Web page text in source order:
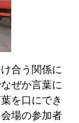
合う関係に
ぜか言葉に
を口にでき
場の参加者